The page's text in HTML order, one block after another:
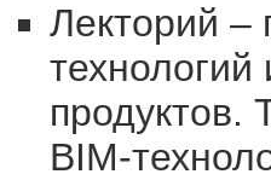
Лекторий –
продуктов.
BIM-